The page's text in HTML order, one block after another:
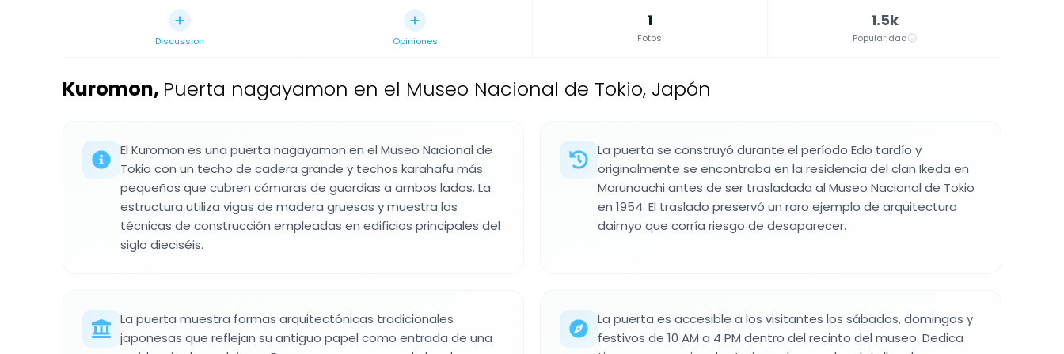
Discussion Opiniones
1
Fotos
1.5k
Popularidad
Kuromon, Puerta nagayamon en el Museo Nacional de Tokio, Japón
El Kuromon es una puerta nagayamon en el Museo Nacional de
Tokio con un techo de cadera grande y techos karahafu más
pequeños que cubren cámaras de guardias a ambos lados. La
estructura utiliza vigas de madera gruesas y muestra las
técnicas de construcción empleadas en edificios principales del
siglo dieciséis.
La puerta se construyó durante el período Edo tardío y
originalmente se encontraba en la residencia del clan Ikeda en
Marunouchi antes de ser trasladada al Museo Nacional de Tokio
en 1954. El traslado preservó un raro ejemplo de arquitectura
daimyo que corría riesgo de desaparecer.
La puerta muestra formas arquitectónicas tradicionales
japonesas que reflejan su antiguo papel como entrada de una
La puerta es accesible a los visitantes los sábados, domingos y
festivos de 10 AM a 4 PM dentro del recinto del museo. Dedica